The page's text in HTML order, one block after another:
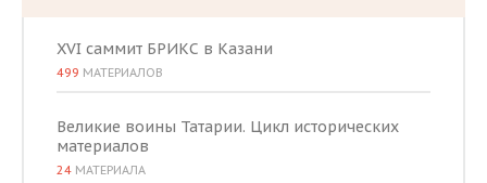
XVI саммит БРИКС в Казани
499 МАТЕРИАЛОВ
Великие воины Татарии. Цикл исторических
материалов
24 МАТЕРИАЛА